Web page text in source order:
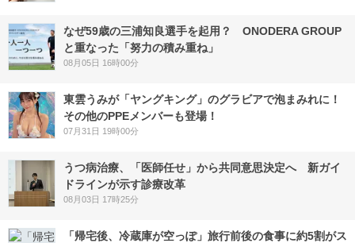
なぜ59歳の三浦知良選手を起用？ ONODERA GROUP
と重なった「努力の積み重ね」
08月05日 16時00分
東雲うみが「ヤングキング」のグラビアで泡まみれに！
その他のPPEメンバーも登場！
07月31日 19時00分
うつ病治療、「医師任せ」から共同意思決定へ 新ガイ
ドラインが示す診療改革
08月03日 17時25分
「帰宅後、冷蔵庫が空っぽ」旅行前後の食事に約5割がス